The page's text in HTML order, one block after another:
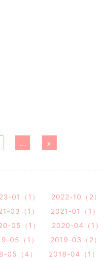
... »
01（1） 2022-10（2）
03（1）
2021-01（1）
05（1）
2020-04（1）
05（1）
2019-03（2）
05（4）
2018-04（1）